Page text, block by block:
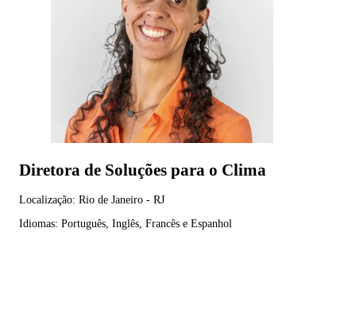
Diretora de Soluções para o Clima
Localização: Rio de Janeiro - RJ
Idiomas: Português, Inglês, Francês e Espanhol